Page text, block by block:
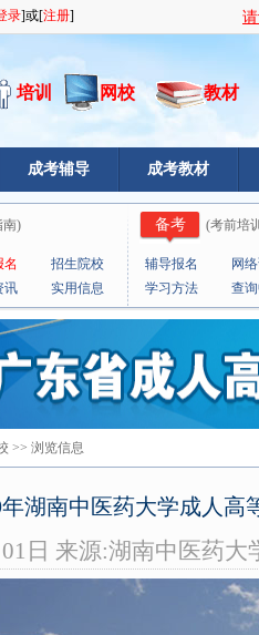
培训 网校 教材
成考辅导 成考教材
南)
名
招生院校
讯 实用信息
备考 (考前培
辅导报名
网
学习方法
查
>> 浏览信息
年湖南中医药大学成人高
日 来源:湖南中医药大